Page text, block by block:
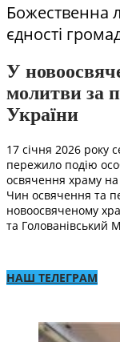
Божественна
єдності
У
молитви за
України
17 січня 2026 року
пережило подію
освячення храму
Чин освячення та
новоосвяченому
та Голованівський
НАШ ТЕЛЕГРАМ